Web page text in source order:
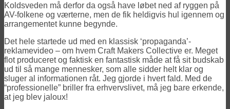
Koldsveden må derfor da også have løbet ned af ryggen på
AV-folkene og værterne, men de fik heldigvis hul igennem og
arrangementet kunne begynde.
Det hele startede ud med en klassisk ‘propaganda’-
reklamevideo – om hvem Craft Makers Collective er. Meget
flot produceret og faktisk en fantastisk måde at få sit budskab
ud til så mange mennesker, som alle sidder helt klar og
sluger al informationen råt. Jeg gjorde i hvert fald. Med de
“professionelle” briller fra erhvervslivet, må jeg bare erkende,
at jeg blev jaloux!